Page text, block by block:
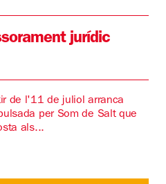
jurídic
de l'11 de juliol arranca
per Som de Salt que
als...